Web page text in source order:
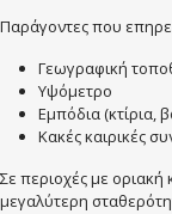
Παράγοντες που
Γεωγραφική
Υψόμετρο
Εμπόδια (κτίρια,
Κακές καιρικές
Σε περιοχές με
μεγαλύτερη